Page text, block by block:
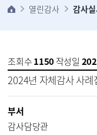
열린감사 감사
조회수1150작성일
2024년 자체감사 사례
부서
감사담당관